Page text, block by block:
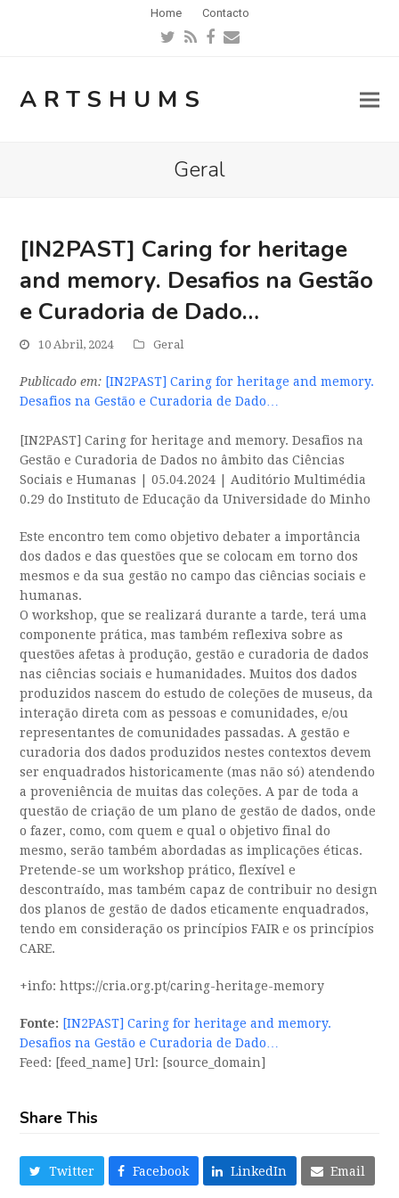
Home Contacto
Twitter
RSSFacebook
Email
ARTSHUMS
Geral
[IN2PAST] Caring for heritage
and memory. Desafios na Gestão
e Curadoria de Dado…
10 Abril, 2024 Geral
Publicado em: [IN2PAST] Caring for heritage and memory.
Desafios na Gestão e Curadoria de Dado…
[IN2PAST] Caring for heritage and memory. Desafios na
Gestão e Curadoria de Dados no âmbito das Ciências
Sociais e Humanas | 05.04.2024 | Auditório Multimédia
0.29 do Instituto de Educação da Universidade do Minho
Este encontro tem como objetivo debater a importância
dos dados e das questões que se colocam em torno dos
mesmos e da sua gestão no campo das ciências sociais e
humanas.
O workshop, que se realizará durante a tarde, terá uma
componente prática, mas também reflexiva sobre as
questões afetas à produção, gestão e curadoria de dados
nas ciências sociais e humanidades. Muitos dos dados
produzidos nascem do estudo de coleções de museus, da
interação direta com as pessoas e comunidades, e/ou
representantes de comunidades passadas. A gestão e
curadoria dos dados produzidos nestes contextos devem
ser enquadrados historicamente (mas não só) atendendo
a proveniência de muitas das coleções. A par de toda a
questão de criação de um plano de gestão de dados, onde
o fazer, como, com quem e qual o objetivo final do
mesmo, serão também abordadas as implicações éticas.
Pretende-se um workshop prático, flexível e
descontraído, mas também capaz de contribuir no design
dos planos de gestão de dados eticamente enquadrados,
tendo em consideração os princípios FAIR e os princípios
CARE.
+info: https://cria.org.pt/caring-heritage-memory
Fonte: [IN2PAST] Caring for heritage and memory.
Desafios na Gestão e Curadoria de Dado…
Feed: [feed_name] Url: [source_domain]
Share This
Twitter Facebook LinkedIn Email